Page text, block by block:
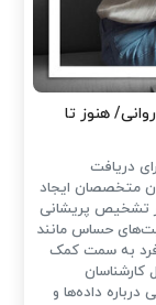
هنوز تا
دریافت
متخصصان ایجاد
تشخیص پریشانی
حساس مانند
فرد به سمت کمک
کارشناسان
داده‌ها و